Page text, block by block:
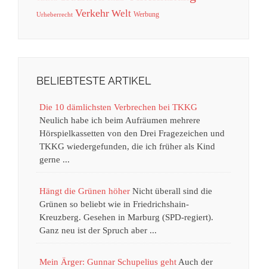
Urheberrecht Verkehr Welt Werbung
BELIEBTESTE ARTIKEL
Die 10 dämlichsten Verbrechen bei TKKG
Neulich habe ich beim Aufräumen mehrere
Hörspielkassetten von den Drei Fragezeichen und
TKKG wiedergefunden, die ich früher als Kind
gerne ...
Hängt die Grünen höher Nicht überall sind die
Grünen so beliebt wie in Friedrichshain-
Kreuzberg. Gesehen in Marburg (SPD-regiert).
Ganz neu ist der Spruch aber ...
Mein Ärger: Gunnar Schupelius geht Auch der